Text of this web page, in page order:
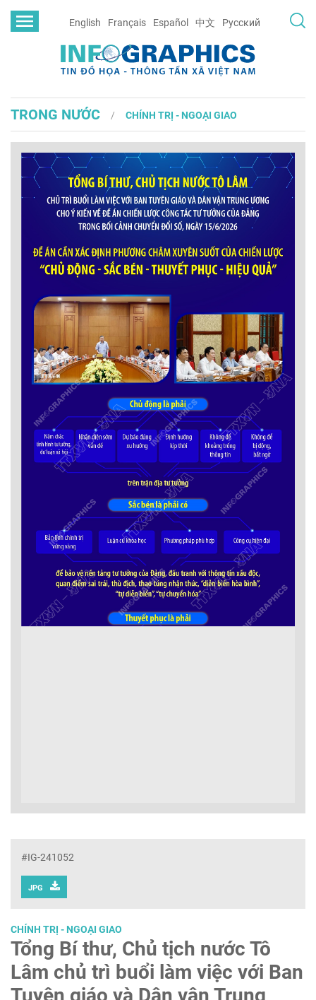
English Français Español 中文 Русский
TRONG NƯỚC CHÍNH TRỊ - NGOẠI GIAO
#IG-241052
JPG
CHÍNH TRỊ - NGOẠI GIAO
Tổng Bí thư, Chủ tịch nước Tô
Lâm chủ trì buổi làm việc với Ban